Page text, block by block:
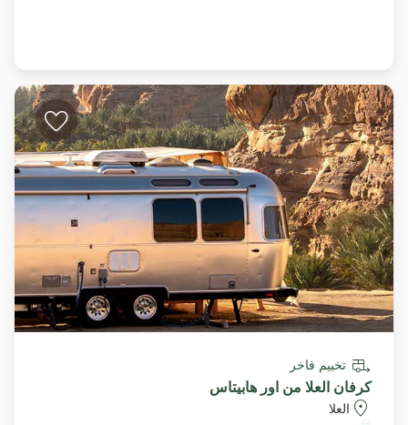
تخييم فاخر
كرفان العلا من اور هابيتاس
العلا